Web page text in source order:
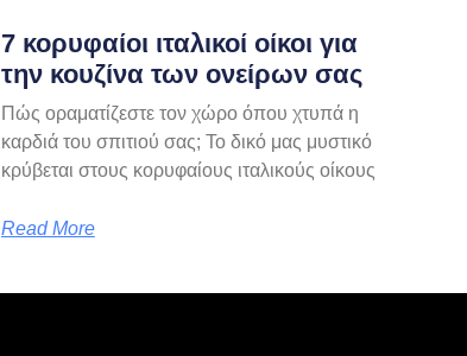
7 κορυφαίοι ιταλικοί οίκοι για
την κουζίνα των ονείρων σας
Πώς οραματίζεστε τον χώρο όπου χτυπά η
καρδιά του σπιτιού σας; Το δικό μας μυστικό
κρύβεται στους κορυφαίους ιταλικούς οίκους
Read More